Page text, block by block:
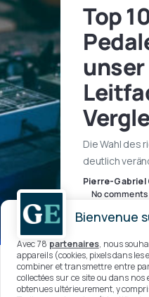
Top
Die Wahl des
deutlich
Pierre-Gabriel
No comments
Bienvenue
Avec 78 partenaires, nous
appareils (cookies, pixels dans
combiner et transmettre entre
collectées sur ce site ou dans
obtenues ultérieurement, y